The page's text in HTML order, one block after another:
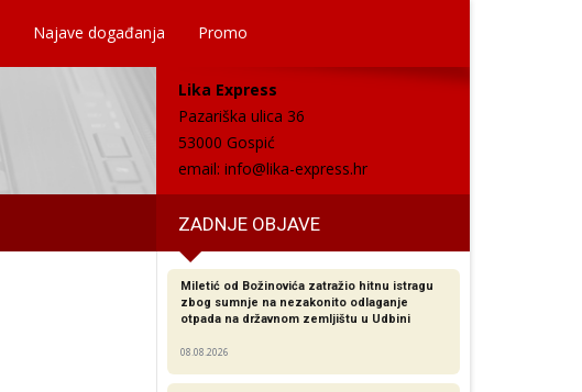
Najave događanja Promo
Lika Express
Pazariška ulica 36
53000 Gospić
email: info@lika-express.hr
ZADNJE OBJAVE
Miletić od Božinovića zatražio hitnu istragu
zbog sumnje na nezakonito odlaganje
otpada na državnom zemljištu u Udbini
08.08.2026